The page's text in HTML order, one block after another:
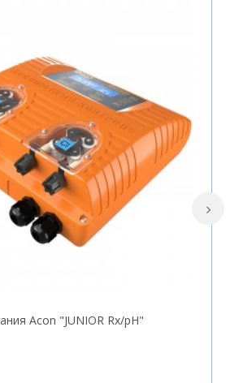
Acon "JUNIOR Rx/pH"